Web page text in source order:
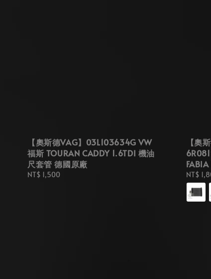
【奧斯德VAG】03L103634G VW
福斯 TOURAN CADDY 1.6TDI 機油
尺套管 德國原廠
Regular
NT$ 1,500
【奧
Regular
price
NT$